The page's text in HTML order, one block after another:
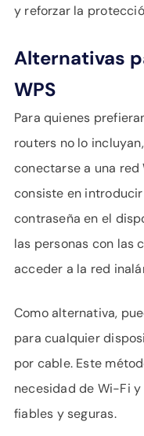
y reforzar la
Alternativas
WPS
Para quienes
routers no lo
conectarse a una
consiste en
contraseña en el
las personas con las
acceder a la red
Como alternativa,
para cualquier
por cable. Este
necesidad de Wi-Fi
fiables y seguras.